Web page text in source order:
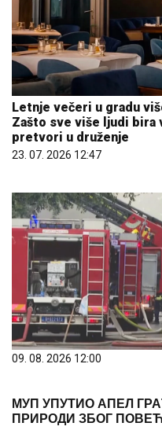
Letnje večeri u gradu
Zašto sve više ljudi bira
pretvori u druženje
23. 07. 2026 12:47
09. 08. 2026 12:00
МУП УПУТИО АПЕЛ
ПРИРОДИ ЗБОГ